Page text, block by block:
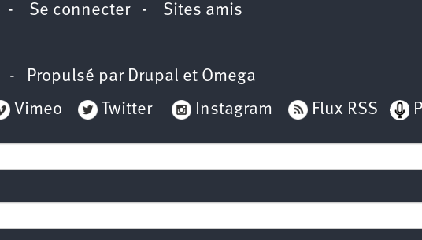
- Se connecter- Sites amis
- Propulsé par Drupal et Omega
Vimeo Twitter Instagram Flux RSS